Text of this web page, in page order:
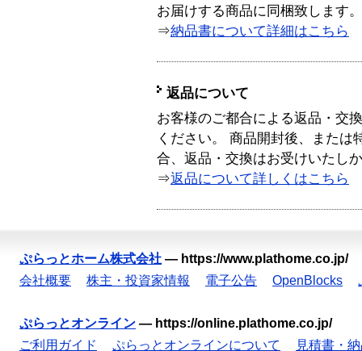
お届けする商品に同梱致します。
⇒納品書について詳細はこちら
返品について
お客様のご都合による返品・交
ください。 商品開封後、または
合、返品・交換はお受けいたし
⇒返品について詳しくはこちら
ぷらっとホーム株式会社 — https://www.plathome.co.jp/
会社概要
株主・投資家情報 電子公告 OpenBlocks
ぷらっとオンライン — https://online.plathome.co.jp/
ご利用ガイド
ぷらっとオンラインについて 見積書・